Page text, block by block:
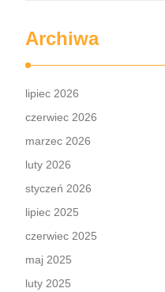
Archiwa
lipiec 2026
czerwiec 2026
marzec 2026
luty 2026
styczeń 2026
lipiec 2025
czerwiec 2025
maj 2025
luty 2025